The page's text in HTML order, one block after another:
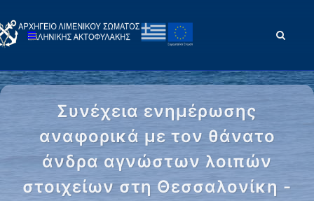
Συνέχεια ενημέρωσης
αναφορικά με τον θάνατο
άνδρα αγνώστων λοιπών
στοιχείων στη Θεσσαλονίκη -